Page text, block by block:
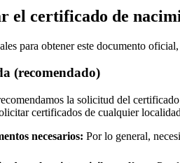
el certificado de
para obtener este documento
(recomendado)
la solicitud del
certificados de cualquier
necesarios: Por lo general,